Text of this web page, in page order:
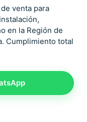
venta para
en la Región de
Cumplimiento total